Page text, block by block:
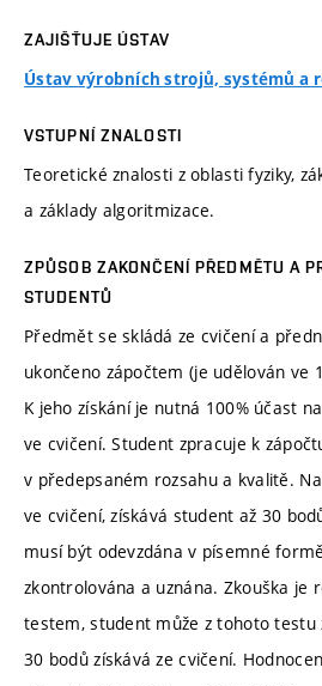
ZAJIŠŤUJE ÚSTAV
Ústav výrobních strojů, systémů a
VSTUPNÍ ZNALOSTI
Teoretické znalosti z oblasti fyziky,
a základy algoritmizace.
ZPŮSOB ZAKONČENÍ PŘEDMĚTU A
STUDENTŮ
Předmět se skládá ze cvičení a
ukončeno zápočtem (je udělován ve
K jeho získání je nutná 100% účast
ve cvičení. Student zpracuje k
v předepsaném rozsahu a kvalitě.
ve cvičení, získává student až 30
musí být odevzdána v písemné
zkontrolována a uznána. Zkouška je
testem, student může z tohoto testu
30 bodů získává ze cvičení.